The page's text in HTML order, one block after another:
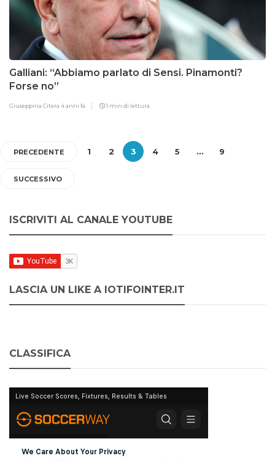
Galliani: “Abbiamo parlato di Sensi. Pinamonti?
Forse no”
Giuseppina Citera 4 anni fa 1 min di lettura
PRECEDENTE 1 2 3 4 5 … 9
SUCCESSIVO
ISCRIVITI AL CANALE YOUTUBE
LASCIA UN LIKE A IOTIFOINTER.IT
CLASSIFICA